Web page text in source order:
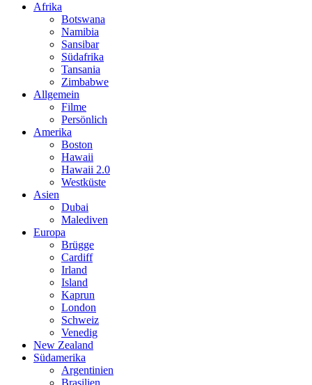
Afrika
Botswana
Namibia
Sansibar
Südafrika
Tansania
Zimbabwe
Allgemein
Filme
Persönlich
Amerika
Boston
Hawaii
Hawaii 2.0
Westküste
Asien
Dubai
Malediven
Europa
Brügge
Cardiff
Irland
Island
Kaprun
London
Schweiz
Venedig
New Zealand
Südamerika
Argentinien
Brasilien